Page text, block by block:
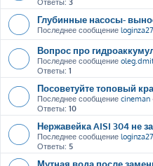
Ответы: 3
Глубинные насосы-
Последнее сообщение
Вопрос про
Последнее сообщение
Ответы: 1
Посоветуйте топовый
Последнее сообщение cineman
Ответы: 10
Нержавейка AISI 304 не
Последнее сообщение
Ответы: 5
Мутная вода после